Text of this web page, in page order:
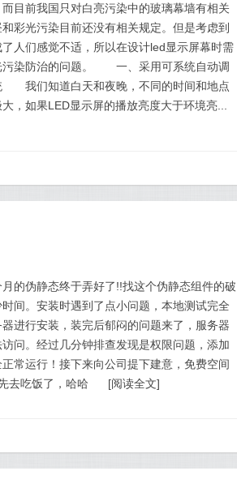
目前我国只对白亮污染中的玻璃幕墙有相关
彩光污染目前还没有相关规定。但是考虑到
人们感觉不适，所以在设计led显示屏幕时需
污染防治的问题。 一、采用可系统自动调
我们知道白天和夜晚，不同的时间和地点
，如果LED显示屏的播放亮度大于环境亮...
的伪静态终于弄好了!!找这个伪静态组件的破
间。安装时遇到了点小问题，本地测试完全
进行安装，装完后郁闷的问题来了，服务器
访问。经过几分钟排查发现是权限问题，添加
常运行！接下来向公司提下建意，免费空间
去吃饭了，哈哈
[阅读全文]